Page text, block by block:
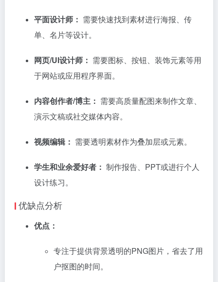
平面设计师： 需要快速找到素材进行海报、传
单、名片等设计。
网页/UI设计师： 需要图标、按钮、装饰元素等用
于网站或应用程序界面。
内容创作者/博主： 需要高质量配图来制作文章、
演示文稿或社交媒体内容。
视频编辑： 需要透明素材作为叠加层或元素。
学生和业余爱好者： 制作报告、PPT或进行个人
设计练习。
优缺点分析
优点：
专注于提供背景透明的PNG图片，省去了用
户抠图的时间。